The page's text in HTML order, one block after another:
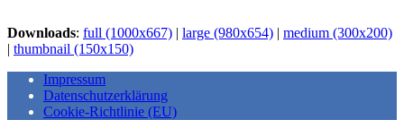
Downloads: full (1000x667) | large (980x654) | medium (300x200)
| thumbnail (150x150)
Impressum
Datenschutzerklärung
Cookie-Richtlinie (EU)